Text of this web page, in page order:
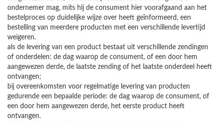
ondernemer mag, mits hij de consument hier voorafgaand aan het
bestelproces op duidelijke wijze over heeft geïnformeerd, een
bestelling van meerdere producten met een verschillende levertijd
weigeren.
als de levering van een product bestaat uit verschillende zendingen
of onderdelen: de dag waarop de consument, of een door hem
aangewezen derde, de laatste zending of het laatste onderdeel heeft
ontvangen;
bij overeenkomsten voor regelmatige levering van producten
gedurende een bepaalde periode: de dag waarop de consument, of
een door hem aangewezen derde, het eerste product heeft
ontvangen.